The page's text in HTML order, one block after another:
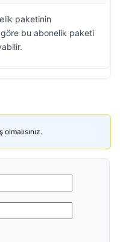
paketinin
bu abonelik paketi